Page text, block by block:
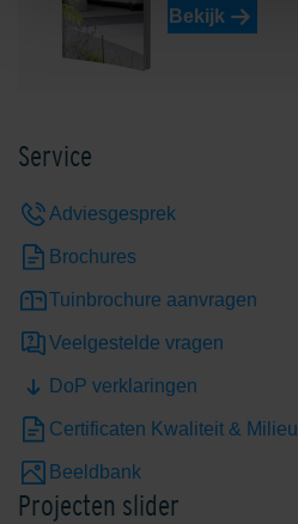
Bekijk
Service
Adviesgesprek
Brochures
Tuinbrochure aanvragen
Veelgestelde vragen
DoP verklaringen
Certificaten Kwaliteit & Milieu
Beeldbank
Projecten slider